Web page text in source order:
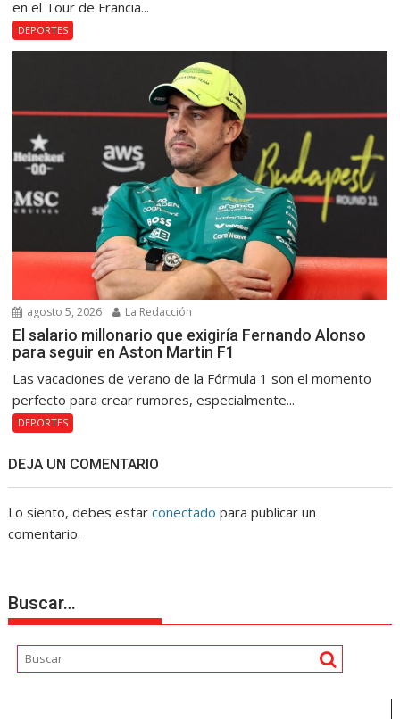
en el Tour de Francia...
DEPORTES
agosto 5, 2026 La Redacción
El salario millonario que exigiría Fernando Alonso
para seguir en Aston Martin F1
Las vacaciones de verano de la Fórmula 1 son el momento
perfecto para crear rumores, especialmente...
DEPORTES
DEJA UN COMENTARIO
Lo siento, debes estarconectado para publicar un
comentario.
Buscar…